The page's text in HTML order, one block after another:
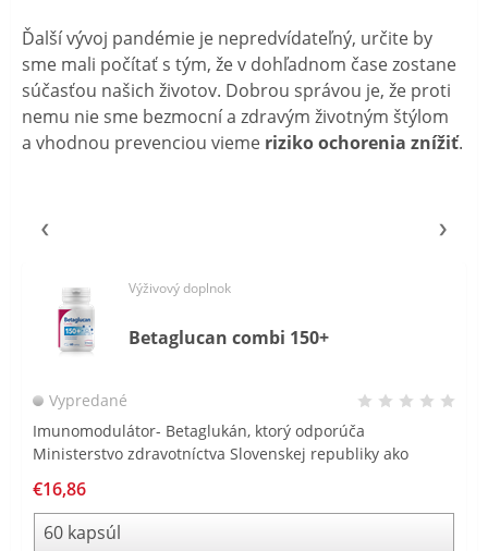
Ďalší vývoj pandémie je nepredvídateľný, určite by
sme mali počítať s tým, že v dohľadnom čase zostane
súčasťou našich životov. Dobrou správou je, že proti
nemu nie sme bezmocní a zdravým životným štýlom
a vhodnou prevenciou vieme riziko ochorenia znížiť.
Výživový doplnok
Betaglucan combi 150+
Vypredané
Imunomodulátor- Betaglukán, ktorý odporúča
Ministerstvo zdravotníctva Slovenskej republiky ako
€16,86